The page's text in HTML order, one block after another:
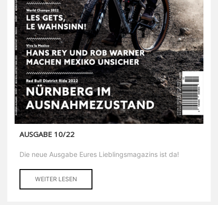
AUSGABE 10/22
Die neue Ausgabe Eures Lieblingsmagazins ist da!
WEITER LESEN